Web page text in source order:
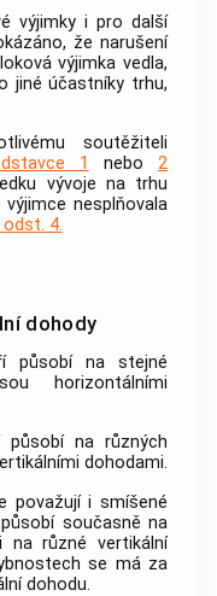
výjimky i pro další
že narušení
výjimka vedla,
jiné účastníky trhu,
soutěžiteli
1 nebo2
vývoje na trhu
nesplňovala
4.
dohody
působí na stejné
horizontálními
působí na různých
dohodami.
považují i smíšené
současně na
na různé vertikální
se má za
dohodu.